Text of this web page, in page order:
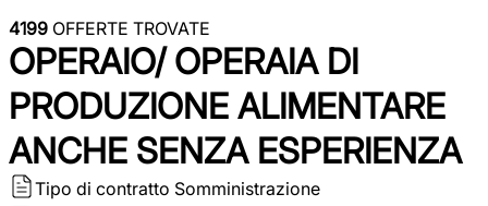
4199 OFFERTE TROVATE
OPERAIO/ OPERAIA DI
PRODUZIONE ALIMENTARE
ANCHE SENZA ESPERIENZA
Tipo di contratto Somministrazione